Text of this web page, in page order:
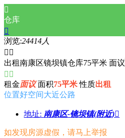

仓库

浏览:24414人
 
出租南康区镜坝镇仓库75平米 面议
 
租金面议 面积75平米 性质出租
位置好空间大近公路
地址: 南康区-镜坝镇(附近)
如发现房源虚假，请马上举报